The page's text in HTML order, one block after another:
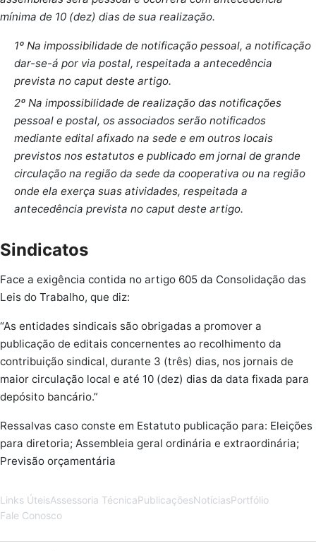
mínima de 10 (dez) dias de sua realização.
1º Na impossibilidade de notificação pessoal, a notificação
dar-se-á por via postal, respeitada a antecedência
prevista no caput deste artigo.
2º Na impossibilidade de realização das notificações
pessoal e postal, os associados serão notificados
mediante edital afixado na sede e em outros locais
previstos nos estatutos e publicado em jornal de grande
circulação na região da sede da cooperativa ou na região
onde ela exerça suas atividades, respeitada a
antecedência prevista no caput deste artigo.
Sindicatos
Face a exigência contida no artigo 605 da Consolidação das
Leis do Trabalho, que diz:
“As entidades sindicais são obrigadas a promover a
publicação de editais concernentes ao recolhimento da
contribuição sindical, durante 3 (três) dias, nos jornais de
maior circulação local e até 10 (dez) dias da data fixada para
depósito bancário.”
Ressalvas caso conste em Estatuto publicação para: Eleições
para diretoria; Assembleia geral ordinária e extraordinária;
Previsão orçamentária
Links ÚteisAssessoria TécnicaPublicaçõesNotíciasPortfólio
Fale Conosco